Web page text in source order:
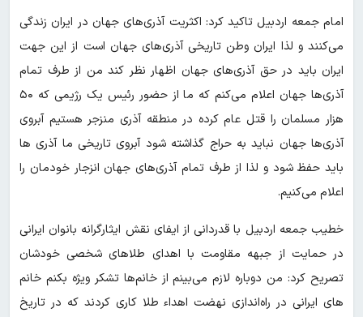
امام جمعه اردبیل تاکید کرد: اکثریت آذری‌های جهان در ایران زندگی
می‌کنند و لذا ایران وطن تاریخی آذری‌های جهان است از این جهت
ایران باید در حق آذری‌های جهان اظهار نظر کند من از طرف تمام
آذری‌ها جهان اعلام می‌کنم که ما از حضور رئیس یک رژیمی که ۵۰
هزار مسلمان را قتل عام کرده در منطقه آذری منزجر هستیم آبروی
آذری‌ها جهان نباید به حراج گذاشته شود آبروی تاریخی ما آذری ها
باید حفظ شود و لذا از طرف تمام آذری‌های جهان انزجار خودمان را
اعلام می‌کنیم.
خطیب جمعه اردبیل با قدردانی از ایفای نقش ایثارگرانه بانوان ایرانی
در حمایت از جبهه مقاومت با اهدای طلاهای شخصی خودشان
تصریح کرد: من دوباره لازم می‌بینم از خانم‌ها تشکر ویژه بکنم خانم
های ایرانی در راه‌اندازی نهضت اهداء طلا کاری کردند که در تاریخ